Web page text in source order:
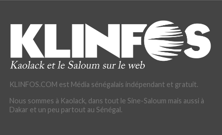
KLINFOS.COM est Média sénégalais indépendant et gratuit.
Nous sommes à Kaolack, dans tout le Sine-Saloum mais aussi à
Dakar et un peu partout au Sénégal.